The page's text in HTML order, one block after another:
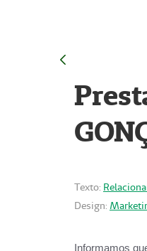
Texto:
Design:
Informamos